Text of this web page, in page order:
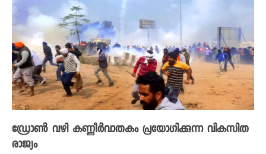
ഡ്രോൺ വഴി കണ്ണീർവാതകം പ്രയോഗിക്കുന്ന വികസിത
രാജ്യം